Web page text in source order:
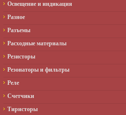
Освещение и индикация
Разное
Разъемы
Расходные материалы
Резисторы
Резонаторы и фильтры
Реле
Счетчики
Тиристоры